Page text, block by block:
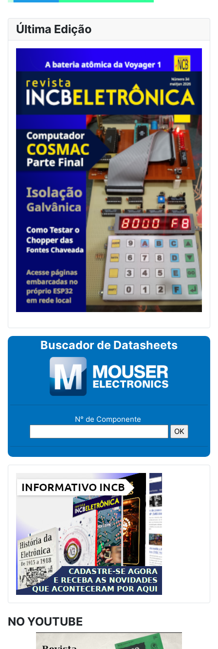
Última Edição
Buscador de Datasheets
N° de Componente
NO YOUTUBE